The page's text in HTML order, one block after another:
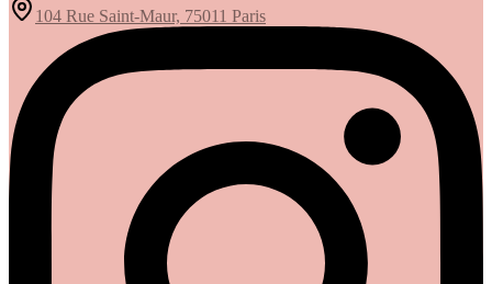
104 Rue Saint-Maur, 75011 Paris